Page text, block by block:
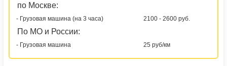
по Москве:
- Грузовая машина (на 3 часа) 2100 - 2600 руб.
По МО и России:
- Грузовая машина 25 руб/км